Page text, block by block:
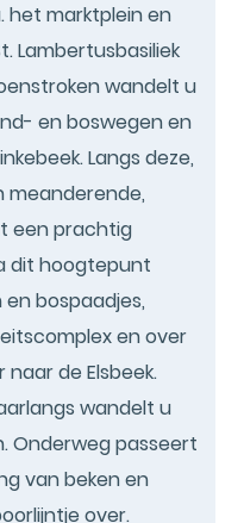
het marktplein en
Lambertusbasiliek
wandelt u
en boswegen en
Langs deze,
meanderende,
een prachtig
dit hoogtepunt
bospaadjes,
en over
de Elsbeek.
wandelt u
Onderweg passeert
van beken en
over.